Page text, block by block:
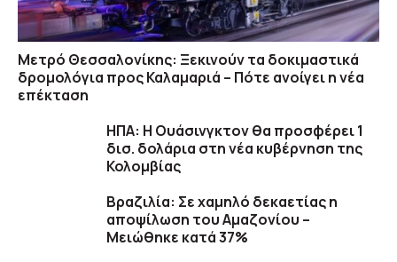
Μετρό Θεσσαλονίκης: Ξεκινούν τα δοκιμαστικά
δρομολόγια προς Καλαμαριά – Πότε ανοίγει η νέα
επέκταση
ΗΠΑ: H Ουάσινγκτον θα προσφέρει 1
δισ. δολάρια στη νέα κυβέρνηση της
Κολομβίας
Βραζιλία: Σε χαμηλό δεκαετίας η
αποψίλωση του Αμαζονίου –
Μειώθηκε κατά 37%